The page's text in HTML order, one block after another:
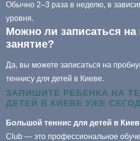
Обычно 2–3 раза в неделю, в
уровня.
Можно ли записаться на
занятие?
Да, вы можете записаться на
теннису для детей в Киеве.
ЗАПИШИТЕ РЕБЕНКА НА
ДЕТЕЙ В КИЕВЕ УЖЕ
Большой теннис для детей в
Club — это профессиональное